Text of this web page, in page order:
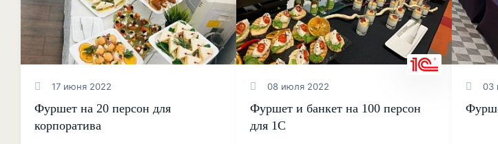
17 июня 2022
Фуршет на 20 персон для
корпоратива
08 июля 2022
Фуршет и банкет на 100 персон
для 1С
03